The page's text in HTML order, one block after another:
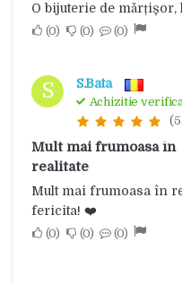
O bijuterie de mărțișor,
0 0 0
S S.Bata
Achizitie
Mult mai frumoasa în
realitate
Mult mai frumoasa în
fericita! ❤️
0 0 0